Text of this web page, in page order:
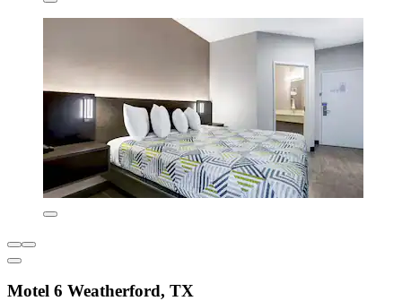
Motel 6 Weatherford, TX